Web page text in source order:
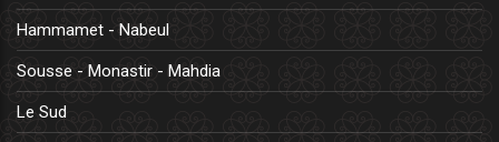
Hammamet - Nabeul
Sousse - Monastir - Mahdia
Le Sud